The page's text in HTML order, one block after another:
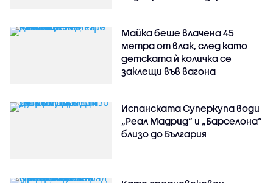
Майка беше влачена 45
метра от влак, след като
детската ѝ количка се
заклещи във вагона
Испанската Суперкупа води
„Реал Мадрид“ и „Барселона“
близо до България